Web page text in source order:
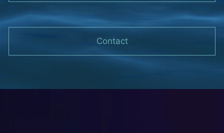
Contact